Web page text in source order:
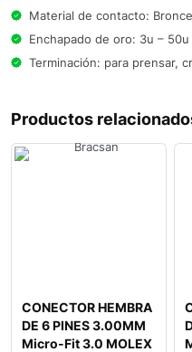
Material de contacto:
Enchapado de oro: 3u – 50u
Terminación: para prensar,
Productos
CONECTOR HEMBRA
DE 6 PINES 3.00MM
Micro-Fit 3.0 MOLEX